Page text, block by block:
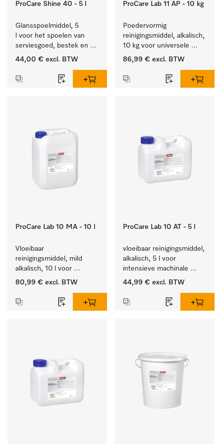
ProCare Shine 40 - 5 l
Glansspoelmiddel, 5
l voor het spoelen van
serviesgoed, bestek en
ideaal voor glazen.
44,00 € excl. BTW
ProCare Lab 11 AP - 10 kg
Poedervormig
reinigingsmiddel, alkalisch,
10 kg voor universele
machinale reiniging van
gerei.
86,99 € excl. BTW
ProCare Lab 10 MA - 10 l
Vloeibaar
reinigingsmiddel, mild
alkalisch, 10 l voor
materiaalbesparende,
laboratoriumglasw. en -
80,99 € excl. BTW
ProCare Lab 10 AT - 5 l
vloeibaar reinigingsmiddel,
alkalisch, 5 l voor
intensieve machinale
reiniging van
gerei.
44,99 € excl. BTW